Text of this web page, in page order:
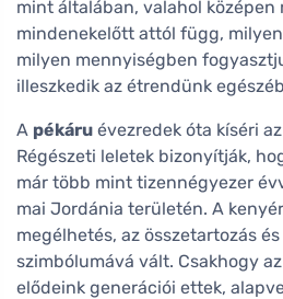
mint általában, valahol középen
mindenekelőtt attól függ,
milyen mennyiségben
illeszkedik az étrendünk
A pékáru évezredek óta kíséri
Régészeti leletek bizonyítják,
már több mint tizennégyezer
mai Jordánia területén. A
megélhetés, az összetartozás
szimbólumává vált. Csakhogy
elődeink generációi ettek,